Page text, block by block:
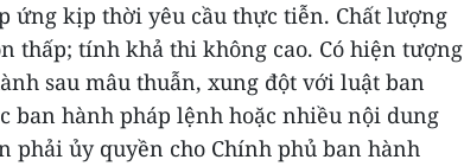
ứng kịp thời yêu cầu thực tiễn. Chất lượng
thấp; tính khả thi không cao. Có hiện tượng
sau mâu thuẫn, xung đột với luật ban
ban hành pháp lệnh hoặc nhiều nội dung
phải ủy quyền cho Chính phủ ban hành